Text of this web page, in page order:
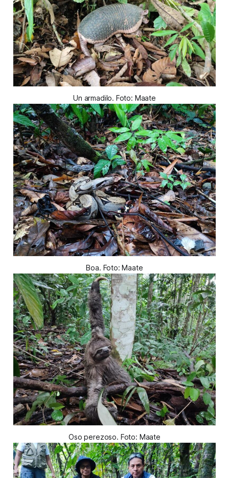
Un armadilo. Foto: Maate
Boa. Foto: Maate
Oso perezoso. Foto: Maate